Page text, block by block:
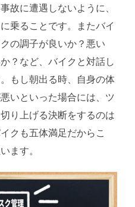
故に遭遇しないように、
乗ることです。またバイ
の調子が良いか？悪い
？など、バイクと対話し
もし朝出る時、自身の体
いといった場合には、ツ
り上げる決断をするのは
クも五体満足だからこ
ます。